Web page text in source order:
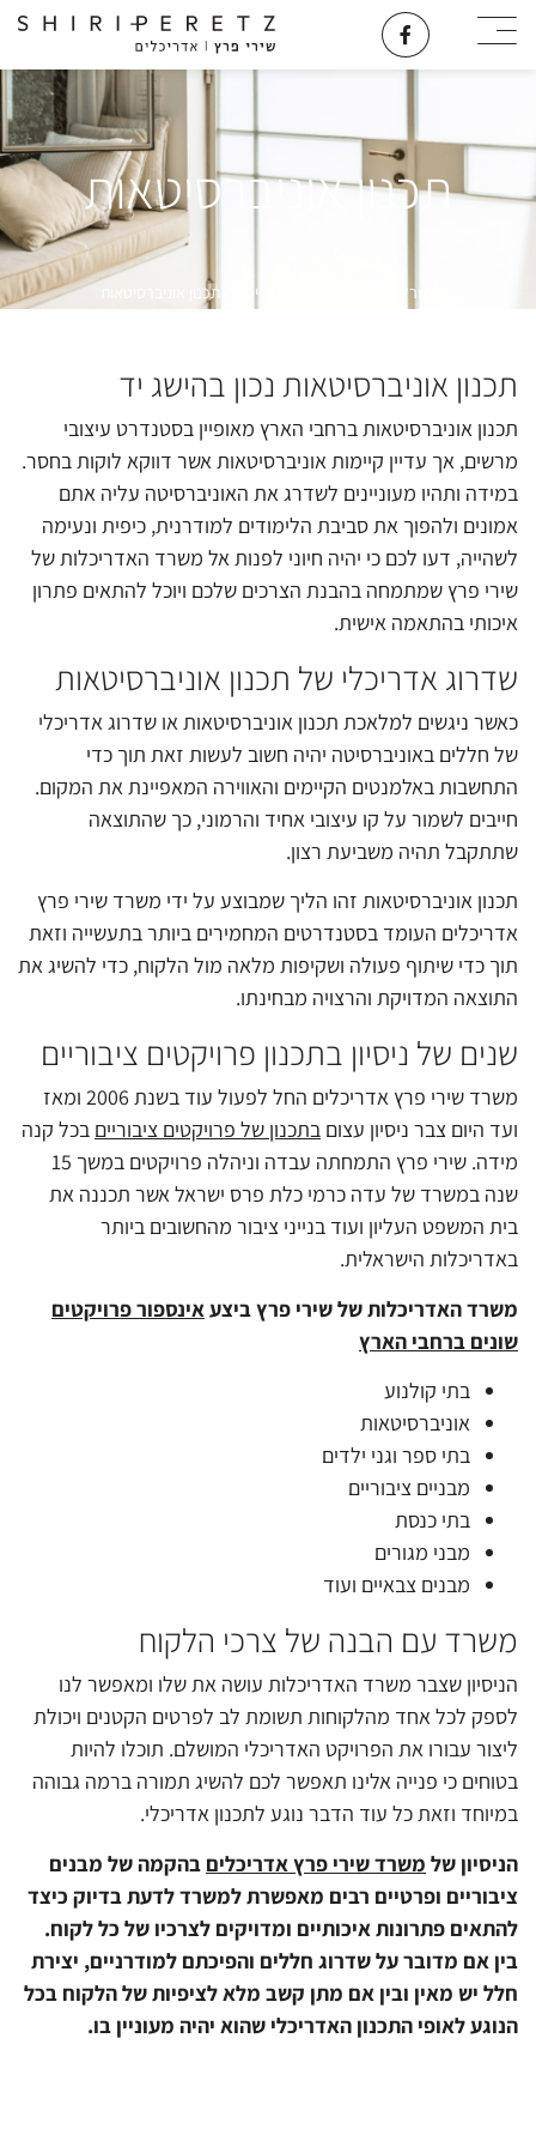
תכנון אוניברסיטאות
משרד אדריכלים תכנון אדריכלי תכנון אוניברסיטאות
תכנון אוניברסיטאות נכון בהישג יד
תכנון אוניברסיטאות ברחבי הארץ מאופיין בסטנדרט עיצובי
מרשים, אך עדיין קיימות אוניברסיטאות אשר דווקא לוקות בחסר.
במידה ותהיו מעוניינים לשדרג את האוניברסיטה עליה אתם
אמונים ולהפוך את סביבת הלימודים למודרנית, כיפית ונעימה
לשהייה, דעו לכם כי יהיה חיוני לפנות אל משרד האדריכלות של
שירי פרץ שמתמחה בהבנת הצרכים שלכם ויוכל להתאים פתרון
איכותי בהתאמה אישית.
שדרוג אדריכלי של תכנון אוניברסיטאות
כאשר ניגשים למלאכת תכנון אוניברסיטאות או שדרוג אדריכלי
של חללים באוניברסיטה יהיה חשוב לעשות זאת תוך כדי
התחשבות באלמנטים הקיימים והאווירה המאפיינת את המקום.
חייבים לשמור על קו עיצובי אחיד והרמוני, כך שהתוצאה
שתתקבל תהיה משביעת רצון.
תכנון אוניברסיטאות זהו הליך שמבוצע על ידי משרד שירי פרץ
אדריכלים העומד בסטנדרטים המחמירים ביותר בתעשייה וזאת
תוך כדי שיתוף פעולה ושקיפות מלאה מול הלקוח, כדי להשיג את
התוצאה המדויקת והרצויה מבחינתו.
שנים של ניסיון בתכנון פרויקטים ציבוריים
משרד שירי פרץ אדריכלים החל לפעול עוד בשנת 2006 ומאז
ועד היום צבר ניסיון עצום בתכנון של פרויקטים ציבוריים בכל קנה
מידה. שירי פרץ התמחתה עבדה וניהלה פרויקטים במשך 15
שנה במשרד של עדה כרמי כלת פרס ישראל אשר תכננה את
בית המשפט העליון ועוד בנייני ציבור מהחשובים ביותר
באדריכלות הישראלית.
משרד האדריכלות של שירי פרץ ביצעאינספור פרויקטים
שונים ברחבי הארץ
בתי קולנוע
אוניברסיטאות
בתי ספר וגני ילדים
מבניים ציבוריים
בתי כנסת
מבני מגורים
מבנים צבאיים ועוד
משרד עם הבנה של צרכי הלקוח
הניסיון שצבר משרד האדריכלות עושה את שלו ומאפשר לנו
לספק לכל אחד מהלקוחות תשומת לב לפרטים הקטנים ויכולת
ליצור עבורו את הפרויקט האדריכלי המושלם. תוכלו להיות
בטוחים כי פנייה אלינו תאפשר לכם להשיג תמורה ברמה גבוהה
במיוחד וזאת כל עוד הדבר נוגע לתכנון אדריכלי.
הניסיון של משרד שירי פרץ אדריכלים בהקמה של מבנים
ציבוריים ופרטיים רבים מאפשרת למשרד לדעת בדיוק כיצד
להתאים פתרונות איכותיים ומדויקים לצרכיו של כל לקוח.
בין אם מדובר על שדרוג חללים והפיכתם למודרניים, יצירת
חלל יש מאין ובין אם מתן קשב מלא לציפיות של הלקוח בכל
הנוגע לאופי התכנון האדריכלי שהוא יהיה מעוניין בו.